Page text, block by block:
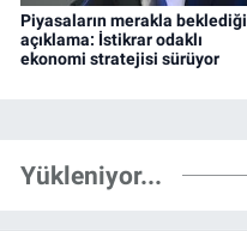
Piyasaların merakla beklediği
açıklama: İstikrar odaklı
ekonomi stratejisi sürüyor
Yükleniyor...